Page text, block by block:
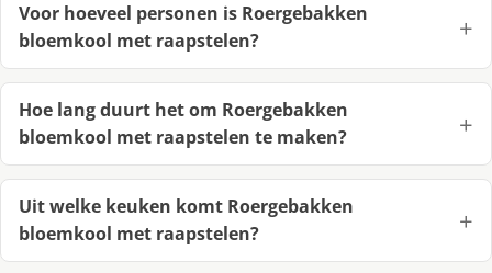
Voor hoeveel personen is Roergebakken
bloemkool met raapstelen?
Hoe lang duurt het om Roergebakken
bloemkool met raapstelen te maken?
Uit welke keuken komt Roergebakken
bloemkool met raapstelen?